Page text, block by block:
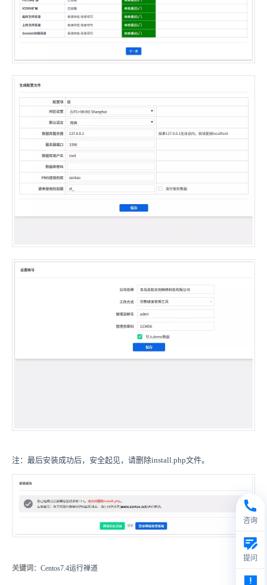
注：最后安装成功后，安全起见，请删除install.php文件。
关键词 ：Centos7.4运行禅道
咨询
提问